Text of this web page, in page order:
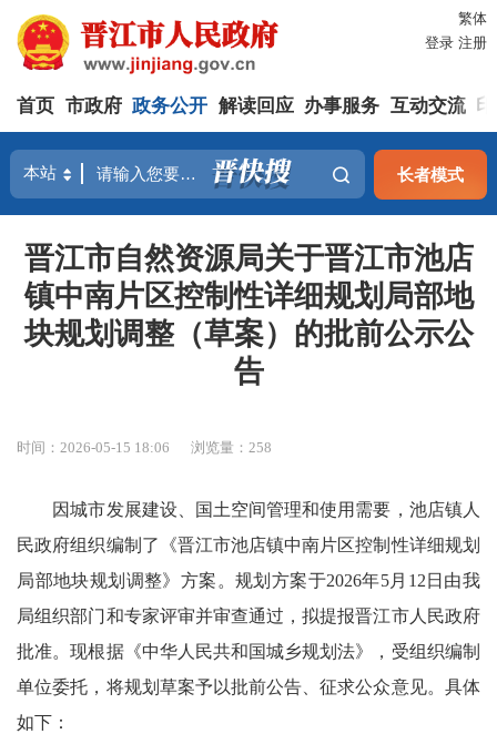
繁体
登录 注册
首页 市政府 政务公开 解读回应 办事服务 互动交流
长者模式
晋江市自然资源局关于晋江市池店
镇中南片区控制性详细规划局部地
块规划调整（草案）的批前公示公
告
时间：2026-05-15 18:06 浏览量：258
因城市发展建设、国土空间管理和使用需要，池店镇人
民政府组织编制了《晋江市池店镇中南片区控制性详细规划
局部地块规划调整》方案。规划方案于2026年5月12日由我
局组织部门和专家评审并审查通过，拟提报晋江市人民政府
批准。现根据《中华人民共和国城乡规划法》，受组织编制
单位委托，将规划草案予以批前公告、征求公众意见。具体
如下：